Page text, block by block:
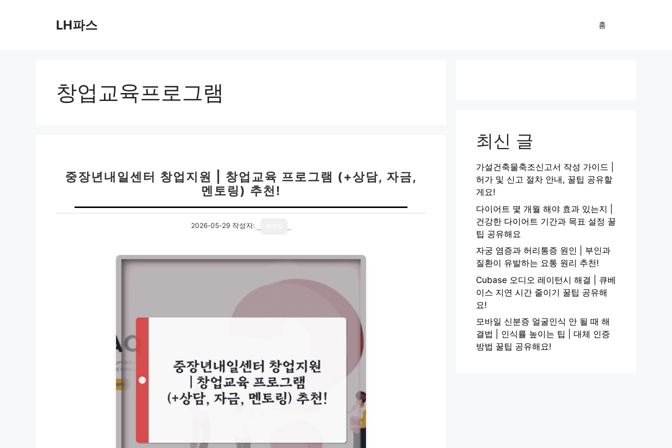
LH파스 홈
창업교육프로그램
중장년내일센터 창업지원 | 창업교육 프로그램 (+상담, 자금,
멘토링) 추천!
2026-05-29 작성자:
최신 글
가설건축물축조신고서 작성 가이드 |
허가 및 신고 절차 안내, 꿀팁 공유할
게요!
다이어트 몇 개월 해야 효과 있는지 |
건강한 다이어트 기간과 목표 설정 꿀
팁 공유해요
자궁 염증과 허리통증 원인 | 부인과
질환이 유발하는 요통 원리 추천!
Cubase 오디오 레이턴시 해결 | 큐베
이스 지연 시간 줄이기 꿀팁 공유해
요!
모바일 신분증 얼굴인식 안 될 때 해
결법 | 인식률 높이는 팁 | 대체 인증
방법 꿀팁 공유해요!